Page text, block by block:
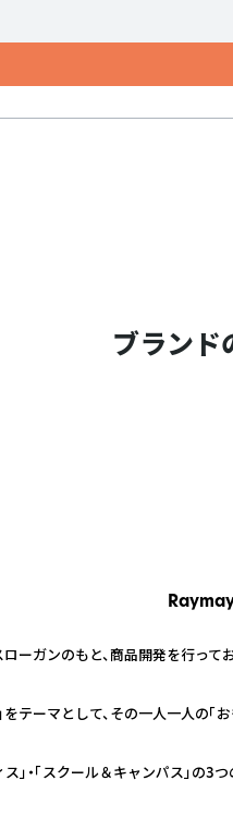
ブランド
ーガンのもと、商品開発を行っ
テーマとして、その一人一人の「
ス」・「スクール＆キャンパス」